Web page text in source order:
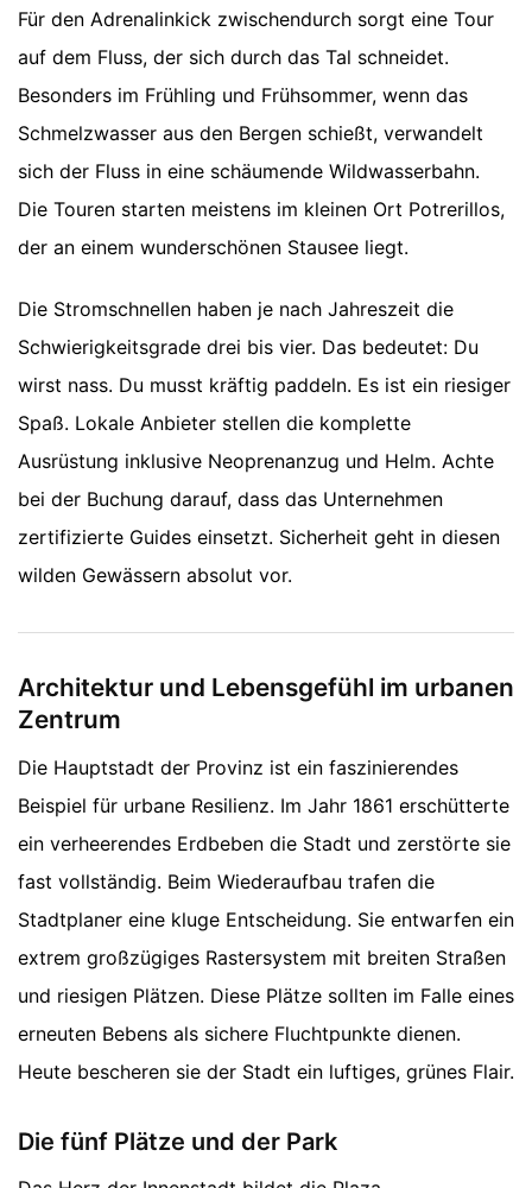
Für den Adrenalinkick zwischendurch sorgt eine Tour
auf dem Fluss, der sich durch das Tal schneidet.
Besonders im Frühling und Frühsommer, wenn das
Schmelzwasser aus den Bergen schießt, verwandelt
sich der Fluss in eine schäumende Wildwasserbahn.
Die Touren starten meistens im kleinen Ort Potrerillos,
der an einem wunderschönen Stausee liegt.
Die Stromschnellen haben je nach Jahreszeit die
Schwierigkeitsgrade drei bis vier. Das bedeutet: Du
wirst nass. Du musst kräftig paddeln. Es ist ein riesiger
Spaß. Lokale Anbieter stellen die komplette
Ausrüstung inklusive Neoprenanzug und Helm. Achte
bei der Buchung darauf, dass das Unternehmen
zertifizierte Guides einsetzt. Sicherheit geht in diesen
wilden Gewässern absolut vor.
Architektur und Lebensgefühl im urbanen
Zentrum
Die Hauptstadt der Provinz ist ein faszinierendes
Beispiel für urbane Resilienz. Im Jahr 1861 erschütterte
ein verheerendes Erdbeben die Stadt und zerstörte sie
fast vollständig. Beim Wiederaufbau trafen die
Stadtplaner eine kluge Entscheidung. Sie entwarfen ein
extrem großzügiges Rastersystem mit breiten Straßen
und riesigen Plätzen. Diese Plätze sollten im Falle eines
erneuten Bebens als sichere Fluchtpunkte dienen.
Heute bescheren sie der Stadt ein luftiges, grünes Flair.
Die fünf Plätze und der Park